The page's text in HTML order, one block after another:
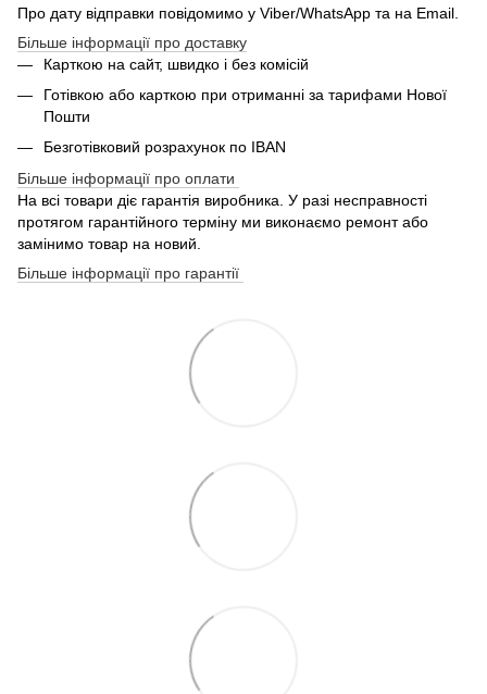
Про дату відправки повідомимо у Viber/WhatsApp та на Email.
Більше інформації про доставку
Карткою на сайт, швидко і без комісій
Готівкою або карткою при отриманні за тарифами Нової
Пошти
Безготівковий розрахунок по IBAN
Більше інформації про оплати
На всі товари діє гарантія виробника. У разі несправності
протягом гарантійного терміну ми виконаємо ремонт або
замінимо товар на новий.
Більше інформації про гарантії